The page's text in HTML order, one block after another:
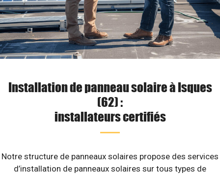
Installation de panneau solaire à Isques
(62) :
installateurs certifiés
Notre structure de panneaux solaires propose des services
d’installation de panneaux solaires sur tous types de